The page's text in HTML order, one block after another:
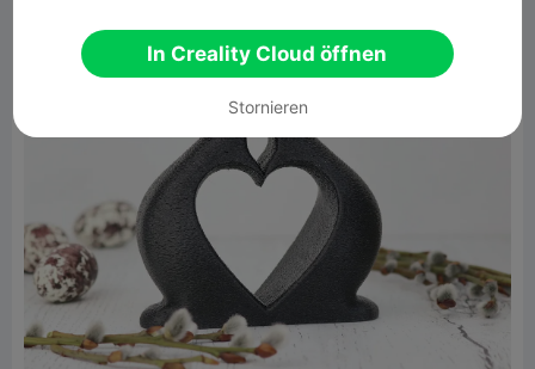
In Creality Cloud öffnen
Stornieren